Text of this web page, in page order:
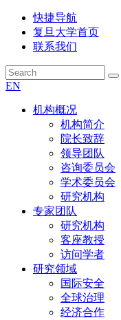
快捷导航
复旦大学首页
联系我们
EN
机构概况
机构简介
院长致辞
领导团队
咨询委员会
学术委员会
研究机构
专家团队
研究机构
客座教授
访问学者
研究领域
国际安全
全球治理
经济合作